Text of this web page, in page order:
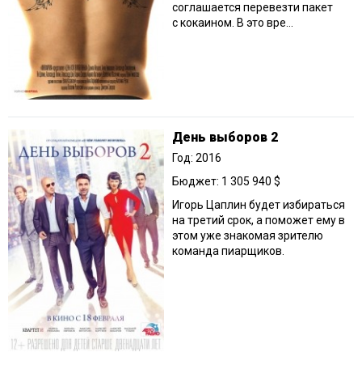
соглашается перевезти пакет
с кокаином. В это вре...
День выборов 2
Год: 2016
Бюджет: 1 305 940 $
Игорь Цаплин будет избираться
на третий срок, а поможет ему в
этом уже знакомая зрителю
команда пиарщиков.